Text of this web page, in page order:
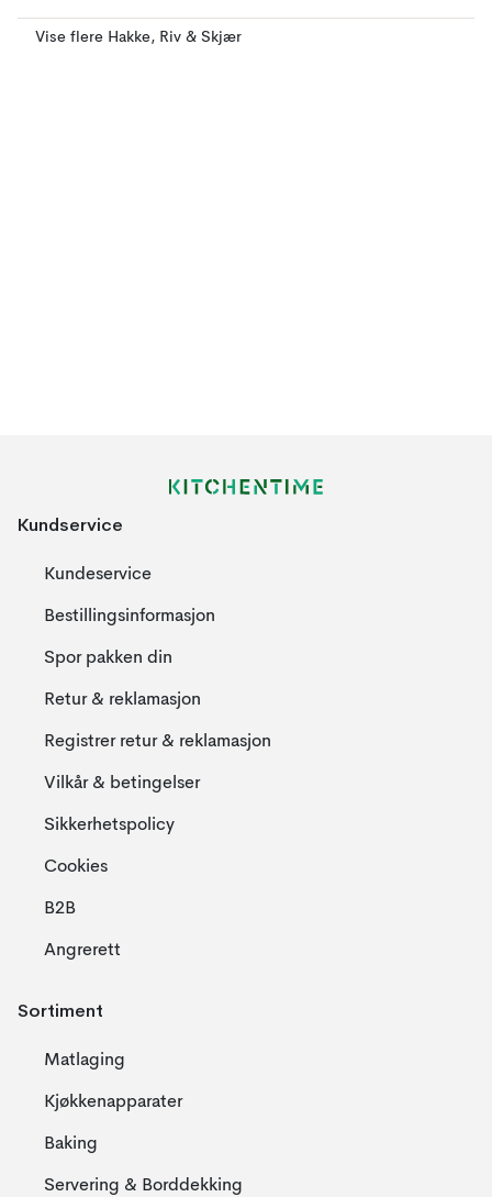
Vise flere Hakke, Riv & Skjær
Kundservice
Kundeservice
Bestillingsinformasjon
Spor pakken din
Retur & reklamasjon
Registrer retur & reklamasjon
Vilkår & betingelser
Sikkerhetspolicy
Cookies
B2B
Angrerett
Sortiment
Matlaging
Kjøkkenapparater
Baking
Servering & Borddekking